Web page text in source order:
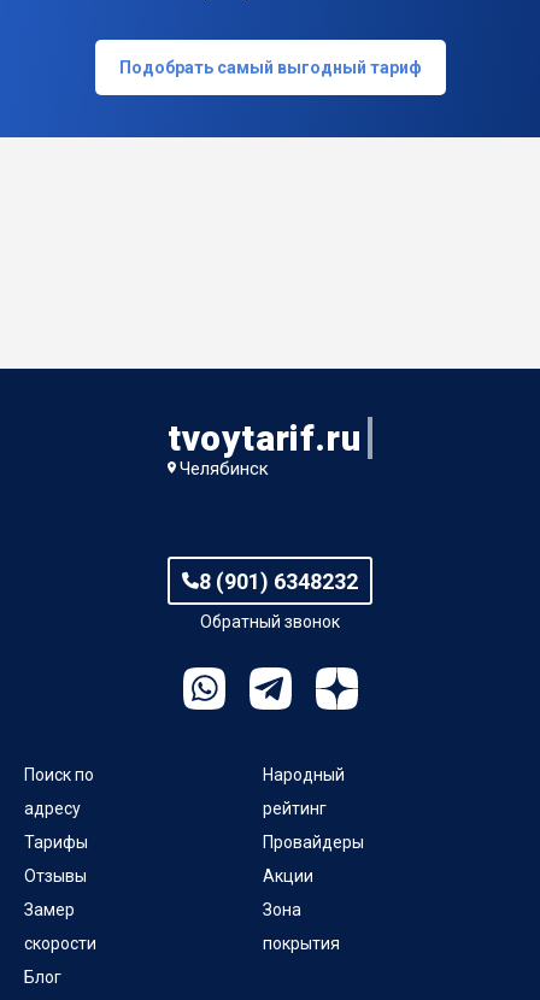
Подобрать самый выгодный тариф
tvoytarif.ru
Челябинск
8 (901) 6348232
Обратный звонок
Поиск по
адресу
Тарифы
Отзывы
Замер
скорости
Блог
Народный
рейтинг
Провайдеры
Акции
Зона
покрытия